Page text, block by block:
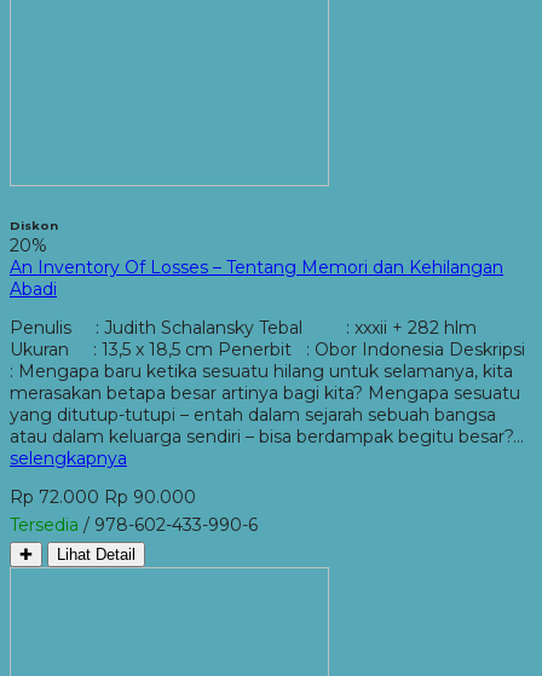
Diskon
20%
An Inventory Of Losses – Tentang Memori dan Kehilangan
Abadi
Penulis : Judith Schalansky Tebal : xxxii + 282 hlm
Ukuran : 13,5 x 18,5 cm Penerbit : Obor Indonesia Deskripsi
: Mengapa baru ketika sesuatu hilang untuk selamanya, kita
merasakan betapa besar artinya bagi kita? Mengapa sesuatu
yang ditutup-tutupi – entah dalam sejarah sebuah bangsa
atau dalam keluarga sendiri – bisa berdampak begitu besar?…
selengkapnya
Rp 72.000 Rp 90.000
Tersedia / 978-602-433-990-6
✚ Lihat Detail